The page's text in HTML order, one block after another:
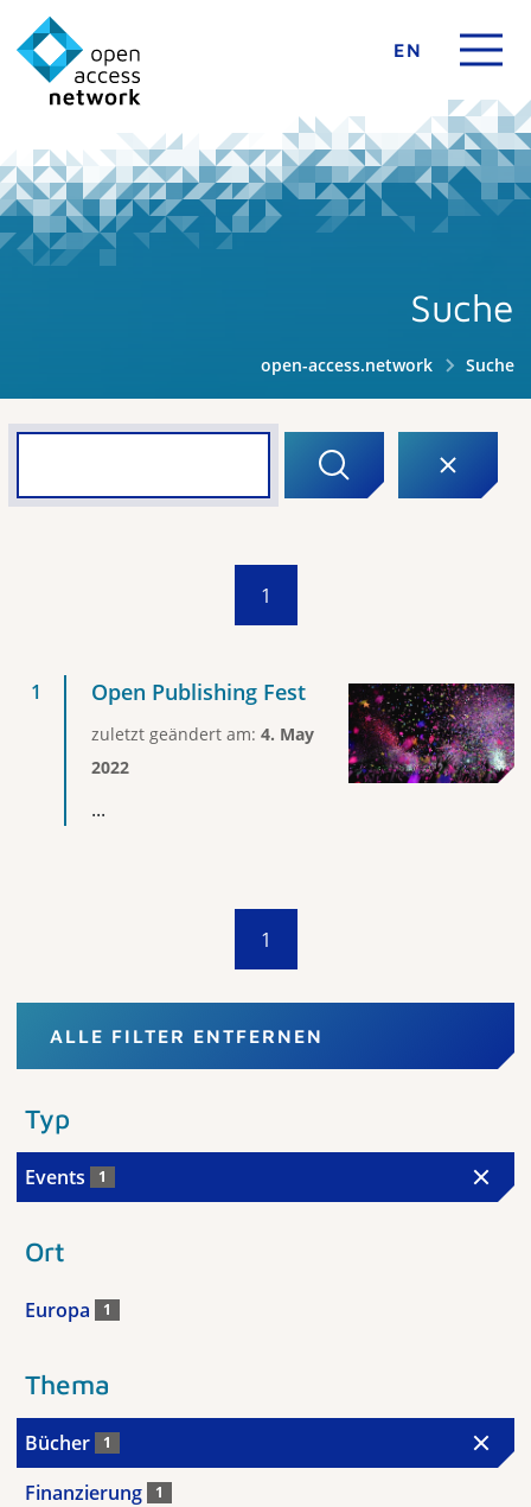
EN
Suche
open-access.network Suche
1
Open Publishing Fest
zuletzt geändert am: 4. May
2022
...
1
ALLE FILTER ENTFERNEN
Typ
Events 1
Ort
Europa 1
Thema
Bücher 1
Finanzierung 1